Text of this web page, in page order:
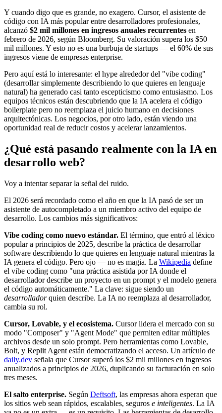
Y cuando digo que es grande, no exagero. Cursor, el asistente de
código con IA más popular entre desarrolladores profesionales,
alcanzó $2 mil millones en ingresos anuales recurrentes en
febrero de 2026, según Bloomberg. Su valoración supera los $50
mil millones. Y esto no es una burbuja de startups — el 60% de sus
ingresos viene de empresas enterprise.
Pero aquí está lo interesante: el hype alrededor del "vibe coding"
(desarrollar simplemente describiendo lo que quieres en lenguaje
natural) ha generado casi tanto escepticismo como entusiasmo. Los
equipos técnicos están descubriendo que la IA acelera el código
boilerplate pero no reemplaza el juicio humano en decisiones
arquitectónicas. Los negocios, por otro lado, están viendo una
oportunidad real de reducir costos y acelerar lanzamientos.
¿Qué está pasando realmente con la IA en
desarrollo web?
Voy a intentar separar la señal del ruido.
El 2026 será recordado como el año en que la IA pasó de ser un
asistente de autocompletado a un miembro activo del equipo de
desarrollo. Los cambios más significativos:
Vibe coding como nuevo estándar. El término, que entró al léxico
popular a principios de 2025, describe la práctica de desarrollar
software describiendo lo que quieres en lenguaje natural mientras la
IA genera el código. Pero ojo — no es magia. La Wikipedia define
el vibe coding como "una práctica asistida por IA donde el
desarrollador describe un proyecto en un prompt y el modelo genera
el código automáticamente." La clave: sigue siendo un
desarrolladorquien describe. La IA no reemplaza al desarrollador,
cambia su rol.
Cursor, Lovable, y el ecosistema. Cursor lidera el mercado con su
modo "Composer" y "Agent Mode" que permiten editar múltiples
archivos desde un solo prompt. Pero herramientas como Lovable,
Bolt, y Replit Agent están democratizando el acceso. Un artículo de
daily.dev señala que Cursor superó los $2 mil millones en ingresos
anualizados a principios de 2026, duplicando su facturación en solo
tres meses.
El salto enterprise. Según Deftsoft, las empresas ahora esperan que
los sitios web sean rápidos, escalables, seguros e inteligentes. La IA